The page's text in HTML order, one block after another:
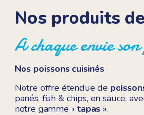
Nos produits
A chaque envie
Nos poissons cuisinés
Notre offre étendue de
panés, fish & chips, en sauce,
notre gamme « tapas ».